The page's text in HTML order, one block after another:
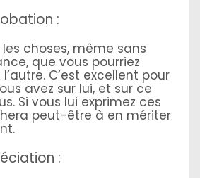
:
choses, même sans
que vous pourriez
C’est excellent pour
avez sur lui, et sur ce
Si vous lui exprimez ces
peut-être à en mériter
: